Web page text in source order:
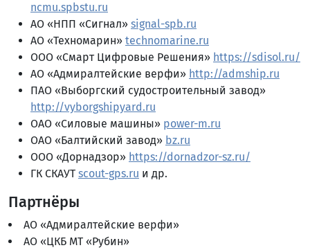
ncmu.spbstu.ru
АО «НПП «Сигнал» signal-spb.ru
АО «Техномарин» technomarine.ru
ООО «Смарт Цифровые Решения» https://sdisol.ru/
АО «Адмиралтейские верфи» http://admship.ru
ПАО «Выборгский судостроительный завод»
http://vyborgshipyard.ru
ОАО «Силовые машины» power-m.ru
ОАО «Балтийский завод» bz.ru
ООО «Дорнадзор» https://dornadzor-sz.ru/
ГК СКАУТ scout-gps.ru и др.
Партнёры
АО «Адмиралтейские верфи»
АО «ЦКБ МТ «Рубин»